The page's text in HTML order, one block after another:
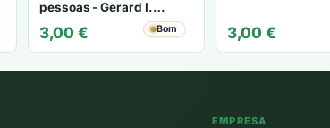
pessoas - Gerard I.
Nierenberg e Henry H.
Calero
3,00 € Bom 3,00 €
EMPRESA